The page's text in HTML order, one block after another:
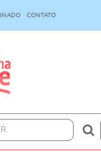
CONTATO